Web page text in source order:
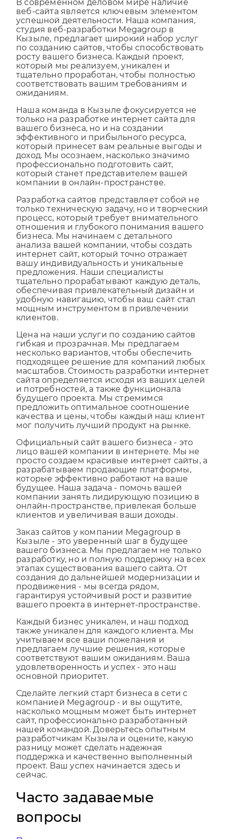
В современном деловом мире наличие
веб-сайта является ключевым элементом
успешной деятельности. Наша компания,
студия веб-разработки Megagroup в
Кызыле, предлагает широкий набор услуг
по созданию сайтов, чтобы способствовать
росту вашего бизнеса. Каждый проект,
который мы реализуем, уникален и
тщательно проработан, чтобы полностью
соответствовать вашим требованиям и
Наша команда в Кызыле фокусируется не
только на разработке интернет сайта для
вашего бизнеса, но и на создании
эффективного и прибыльного ресурса,
который принесет вам реальные выгоды и
доход. Мы осознаем, насколько значимо
профессионально подготовить сайт,
который станет представителем вашей
Разработка сайтов представляет собой не
только техническую задачу, но и творческий
процесс, который требует внимательного
отношения и глубокого понимания вашего
бизнеса. Мы начинаем с детального
анализа вашей компании, чтобы создать
интернет сайт, который точно отражает
вашу индивидуальность и уникальные
предложения. Наши специалисты
тщательно прорабатывают каждую деталь,
обеспечивая привлекательный дизайн и
удобную навигацию, чтобы ваш сайт стал
мощным инструментом в привлечении
Цена на наши услуги по созданию сайтов
гибкая и прозрачная. Мы предлагаем
несколько вариантов, чтобы обеспечить
подходящее решение для компаний любых
масштабов. Стоимость разработки интернет
сайта определяется исходя из ваших целей
и потребностей, а также функционала
будущего проекта. Мы стремимся
предложить оптимальное соотношение
качества и цены, чтобы каждый наш клиент
Официальный сайт вашего бизнеса - это
лицо вашей компании в интернете. Мы не
просто создаем красивые интернет сайты, а
разрабатываем продающие платформы,
которые эффективно работают на ваше
будущее. Наша задача - помочь вашей
компании занять лидирующую позицию в
онлайн-пространстве, привлекая больше
Заказ сайтов у компании Megagroup в
Кызыле - это уверенный шаг в будущее
вашего бизнеса. Мы предлагаем не только
разработку, но и полную поддержку на всех
этапах существования вашего сайта. От
создания до дальнейшей модернизации и
продвижения - мы всегда рядом,
гарантируя устойчивый рост и развитие
Каждый бизнес уникален, и наш подход
также уникален для каждого клиента. Мы
учитываем все ваши пожелания и
предлагаем лучшие решения, которые
соответствуют вашим ожиданиям. Ваша
удовлетворенность и успех - это наш
Сделайте легкий старт бизнеса в сети с
компанией Megagroup - и вы ощутите,
насколько мощным может быть интернет
сайт, профессионально разработанный
нашей командой. Доверьтесь опытным
разработчикам Кызыла и оцените, какую
разницу может сделать надежная
поддержка и качественно выполненный
проект. Ваш успех начинается здесь и
Часто задаваемые
вопросы